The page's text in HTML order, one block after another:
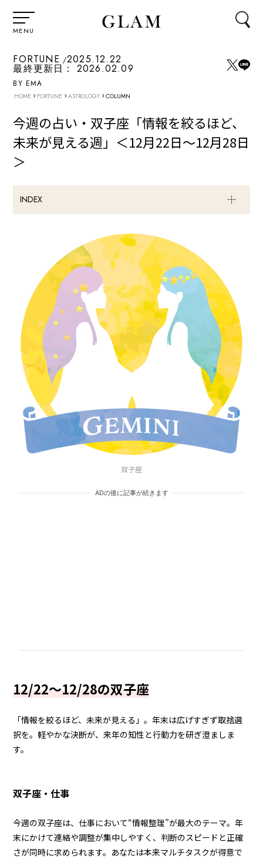
MENU
FORTUNE 2025.12.22
最終更新日： 2026.02.09
BY EMA
HOME › FORTUNE › ASTROLOGY › COLUMN
今週の占い・双子座「情報を絞るほど、
未来が見える週」＜12月22日～12月28日
＞
INDEX
双子座
ADの後に記事が続きます
12/22～12/28の双子座
「情報を絞るほど、未来が見える」。年末は広げすぎず取捨選
択を。軽やかな決断が、来年の知性と行動力を研ぎ澄ましま
す。
双子座・仕事
今週の双子座は、仕事において“情報整理”が最大のテーマ。年
末にかけて連絡や調整が集中しやすく、判断のスピードと正確
さが同時に求められます。あなたは本来マルチタスクが得意で